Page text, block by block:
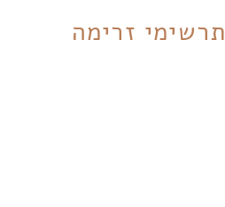
תרשימי זרימה